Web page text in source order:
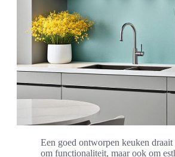
Een goed ontworpen keuken draait
om functionaliteit, maar ook om